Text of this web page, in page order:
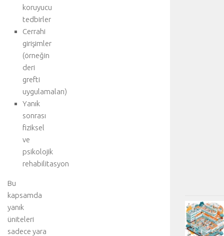
koruyucu
tedbirler
Cerrahi
girişimler
(örneğin
deri
grefti
uygulamaları)
Yanık
sonrası
fiziksel
ve
psikolojik
rehabilitasyon
Bu
kapsamda
yanık
üniteleri
sadece yara